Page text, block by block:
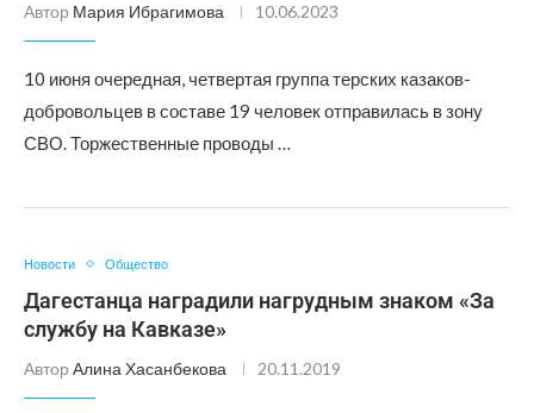
Автор Мария Ибрагимова 10.06.2023
10 июня очередная, четвертая группа терских казаков-
добровольцев в составе 19 человек отправилась в зону
СВО. Торжественные проводы …
Новости Общество
Дагестанца наградили нагрудным знаком «За
службу на Кавказе»
Автор Алина Хасанбекова 20.11.2019